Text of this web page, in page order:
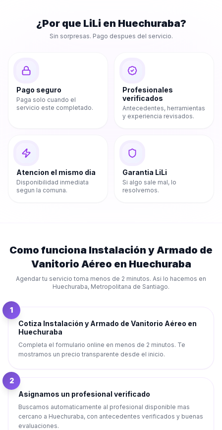
¿Por que LiLi en Huechuraba?
Sin sorpresas. Pago despues del servicio.
Pago seguro
Paga solo cuando el
servicio este completado.
Profesionales
verificados
Antecedentes, herramientas
y experiencia revisados.
Atencion el mismo dia
Disponibilidad inmediata
segun la comuna.
Garantia LiLi
Si algo sale mal, lo
resolvemos.
Como funciona Instalación y Armado de
Vanitorio Aéreo en Huechuraba
Agendar tu servicio toma menos de 2 minutos. Asi lo hacemos en
Huechuraba, Metropolitana de Santiago.
1
Cotiza Instalación y Armado de Vanitorio Aéreo en
Huechuraba
Completa el formulario online en menos de 2 minutos. Te
mostramos un precio transparente desde el inicio.
2
Asignamos un profesional verificado
Buscamos automaticamente al profesional disponible mas
cercano a Huechuraba, con antecedentes verificados y buenas
evaluaciones.